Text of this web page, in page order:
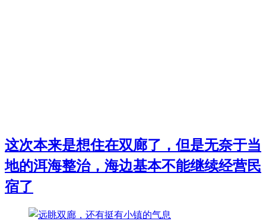
这次本来是想住在双廊了，但是无奈于当
地的洱海整治，海边基本不能继续经营民
宿了